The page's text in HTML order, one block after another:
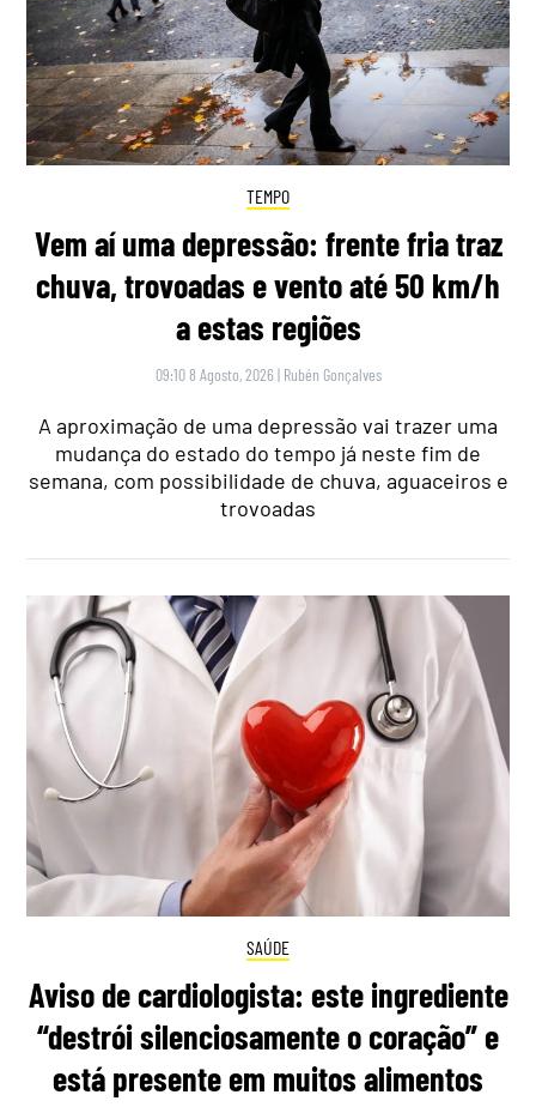
TEMPO
Vem aí uma depressão: frente fria traz
chuva, trovoadas e vento até 50 km/h
a estas regiões
09:10 8 Agosto, 2026 | Rubén Gonçalves
A aproximação de uma depressão vai trazer uma
mudança do estado do tempo já neste fim de
semana, com possibilidade de chuva, aguaceiros e
trovoadas
SAÚDE
Aviso de cardiologista: este ingrediente
“destrói silenciosamente o coração” e
está presente em muitos alimentos